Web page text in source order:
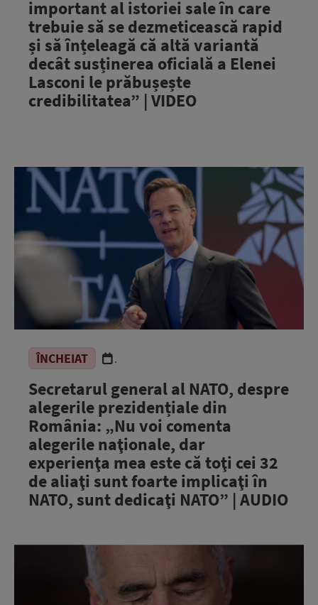
important al istoriei sale în care
trebuie să se dezmeticească rapid
și să înțeleagă că altă variantă
decât susținerea oficială a Elenei
Lasconi le prăbușește
credibilitatea” | VIDEO
ÎNCHEIAT .
Secretarul general al NATO, despre
alegerile prezidențiale din
România: „Nu voi comenta
alegerile naţionale, dar
experienţa mea este că toţi cei 32
de aliaţi sunt foarte implicaţi în
NATO, sunt dedicaţi NATO” | AUDIO